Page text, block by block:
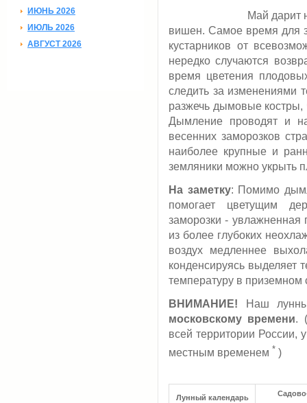
ИЮНЬ 2026
ИЮЛЬ 2026
АВГУСТ 2026
Май дарит
вишен. Cамое время для
кустарников от
нередко случаются
время цветения
следить за изменениями
разжечь дымовые костры,
Дымление проводят и
весенних заморозков
наиболее крупные и
земляники можно укрыть
На заметку: Помимо
помогает цветущим
заморозки - увлажненная
из более глубоких
воздух медленнее
конденсируясь выделяет
температуру в приземном
ВНИМАНИЕ! Наш
московскому времени.
всей территории России,
местным временем * )
Лунный календарь